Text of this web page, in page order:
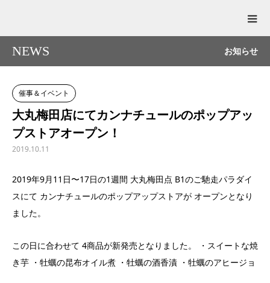
NEWS お知らせ
催事＆イベント
大丸梅田店にてカンナチュールのポップアッ
プストアオープン！
2019.10.11
2019年9月11日〜17日の1週間 大丸梅田点 B1のご馳走パラダイ
スにて カンナチュールのポップアップストアが オープンとなり
ました。
この日に合わせて 4商品が新発売となりました。 ・スイートな焼
き芋 ・牡蠣の昆布オイル煮 ・牡蠣の酒香漬 ・牡蠣のアヒージョ